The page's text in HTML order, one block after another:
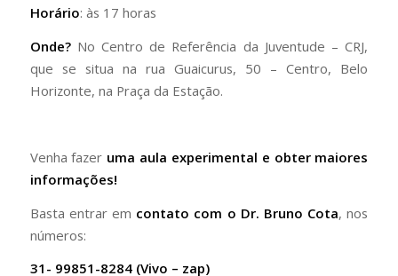
Horário: às 17 horas
Onde?No Centro de Referência da Juventude – CRJ,
que se situa na rua Guaicurus, 50 – Centro, Belo
Horizonte, na Praça da Estação.
Venha fazer uma aula experimental e obter maiores
informações!
Basta entrar em contato com o Dr. Bruno Cota, nos
números:
31- 99851-8284 (Vivo – zap)